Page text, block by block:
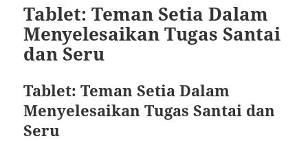
Tablet: Teman Setia Dalam
Menyelesaikan Tugas Santai
dan Seru
Tablet: Teman Setia Dalam
Menyelesaikan Tugas Santai dan
Seru